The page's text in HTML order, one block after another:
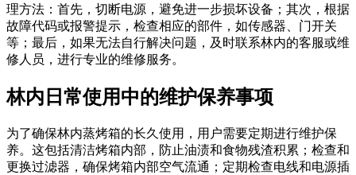
理方法：首先，切断电源，避免进一步损坏设备；其次，根据
故障代码或报警提示，检查相应的部件，如传感器、门开关
等；最后，如果无法自行解决问题，及时联系林内的客服或维
修人员，进行专业的维修服务。
林内日常使用中的维护保养事项
为了确保林内蒸烤箱的长久使用，用户需要定期进行维护保
养。这包括清洁烤箱内部，防止油渍和食物残渣积累；检查和
更换过滤器，确保烤箱内部空气流通；定期检查电线和电源插